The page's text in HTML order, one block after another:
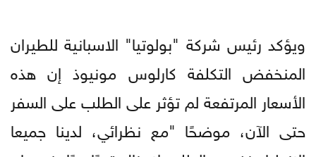
ويؤكد رئيس شركة "بولوتيا" الاسبانية للطيران
المنخفض التكلفة كارلوس مونيوذ إن هذه
الأسعار المرتفعة لم تؤثر على الطلب على السفر
حتى الآن، موضحًا "مع نظرائي، لدينا جميعا